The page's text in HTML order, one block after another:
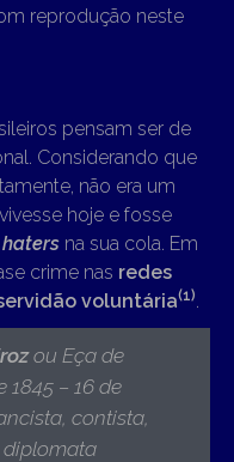
reprodução neste
pensam ser de
Considerando que
não era um
hoje e fosse
haters na sua cola. Em
crime nas redes
voluntária(1).
ou Eça de
1845 – 16 de
contista,
diplomata